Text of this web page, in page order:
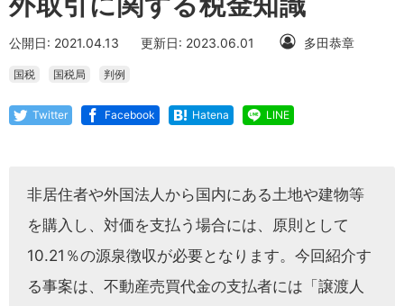
公開日: 2021.04.13 更新日: 2023.06.01 多田恭章
国税 国税局 判例
Twitter Facebook Hatena LINE
非居住者や外国法人から国内にある土地や建物等
を購入し、対価を支払う場合には、原則として
10.21％の源泉徴収が必要となります。今回紹介す
る事案は、不動産売買代金の支払者には「譲渡人